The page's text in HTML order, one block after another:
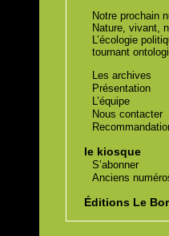
Notre prochain
Nature, vivant,
L’écologie
tournant
Les archives
Présentation
L’équipe
Nous contacter
le kiosque
S’abonner
Anciens
Éditions Le